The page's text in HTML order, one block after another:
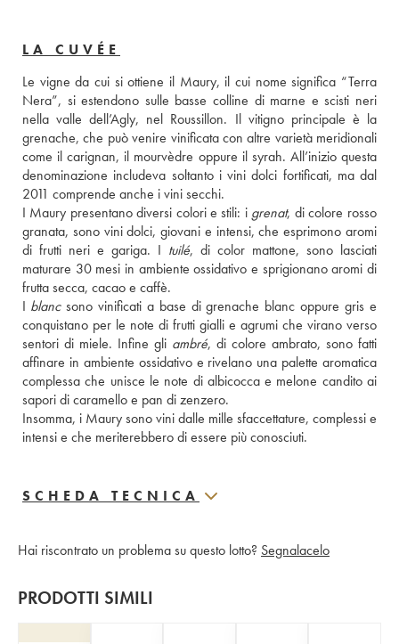
LA CUVÉE
Le vigne da cui si ottiene il Maury, il cui nome significa “Terra
Nera”, si estendono sulle basse colline di marne e scisti neri
nella valle dell’Agly, nel Roussillon. Il vitigno principale è la
grenache, che può venire vinificata con altre varietà meridionali
come il carignan, il mourvèdre oppure il syrah. All’inizio questa
denominazione includeva soltanto i vini dolci fortificati, ma dal
2011 comprende anche i vini secchi.
I Maury presentano diversi colori e stili: i grenat, di colore rosso
granata, sono vini dolci, giovani e intensi, che esprimono aromi
di frutti neri e gariga. I tuilé, di color mattone, sono lasciati
maturare 30 mesi in ambiente ossidativo e sprigionano aromi di
frutta secca, cacao e caffè.
I blanc sono vinificati a base di grenache blanc oppure gris e
conquistano per le note di frutti gialli e agrumi che virano verso
sentori di miele. Infine gli ambré, di colore ambrato, sono fatti
affinare in ambiente ossidativo e rivelano una palette aromatica
complessa che unisce le note di albicocca e melone candito ai
sapori di caramello e pan di zenzero.
Insomma, i Maury sono vini dalle mille sfaccettature, complessi e
intensi e che meriterebbero di essere più conosciuti.
SCHEDA TECNICA
Hai riscontrato un problema su questo lotto? Segnalacelo
PRODOTTI SIMILI